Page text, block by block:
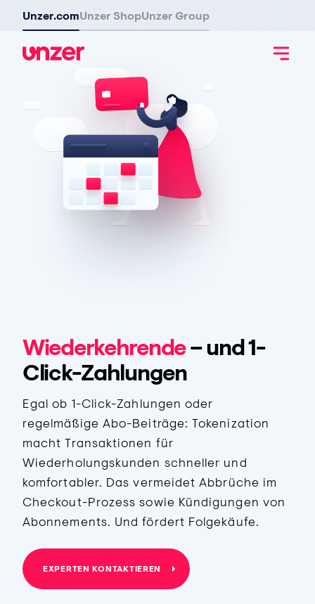
Unzer.comUnzer ShopUnzer Group
Wiederkehrende– und 1-
Click-Zahlungen
Egal ob 1-Click-Zahlungen oder
regelmäßige Abo-Beiträge: Tokenization
macht Transaktionen für
Wiederholungskunden schneller und
komfortabler. Das vermeidet Abbrüche im
Checkout-Prozess sowie Kündigungen von
Abonnements. Und fördert Folgekäufe.
EXPERTEN KONTAKTIEREN